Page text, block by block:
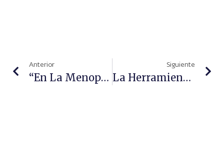
Anterior
“En La Menopausia Es Muy Importante Hidratar, Nutrir Y Redensificar La Piel Y El Cabello”, Asunción Arias
Siguiente
La Herramienta Ludafarma Se Presenta En Alicante